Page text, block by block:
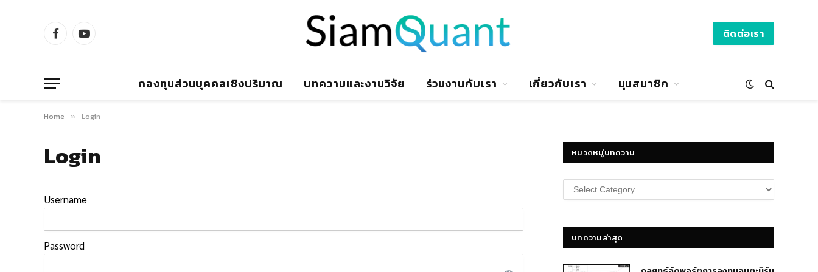
FacebookYouTube ติดต่อเรา
กองทุนส่วนบุคคลเชิงปริมาณ บทความและงานวิจัย ร่วมงานกับเรา เกี่ยวกับเรา มุมสมาชิก
Home » Login
Login
Username
Password
หมวดหมู่บทความ
หมวด
หมู่
บทความล่าสุด